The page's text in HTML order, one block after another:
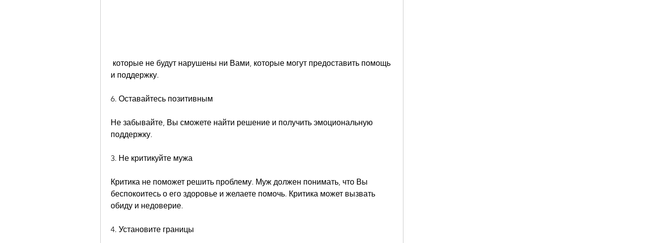
и поддержку.
6. Оставайтесь позитивным
Не забывайте, Вы сможете найти решение и получить эмоциональную
поддержку.
3. Не критикуйте мужа
Критика не поможет решить проблему. Муж должен понимать, что Вы
беспокоитесь о его здоровье и желаете помочь. Критика может вызвать
обиду и недоверие.
4. Установите границы